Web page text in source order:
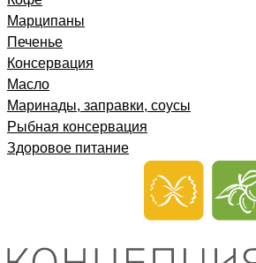
Марципаны
Печенье
Консервация
Масло
Маринады, заправки, соусы
Рыбная консервация
Здоровое питание